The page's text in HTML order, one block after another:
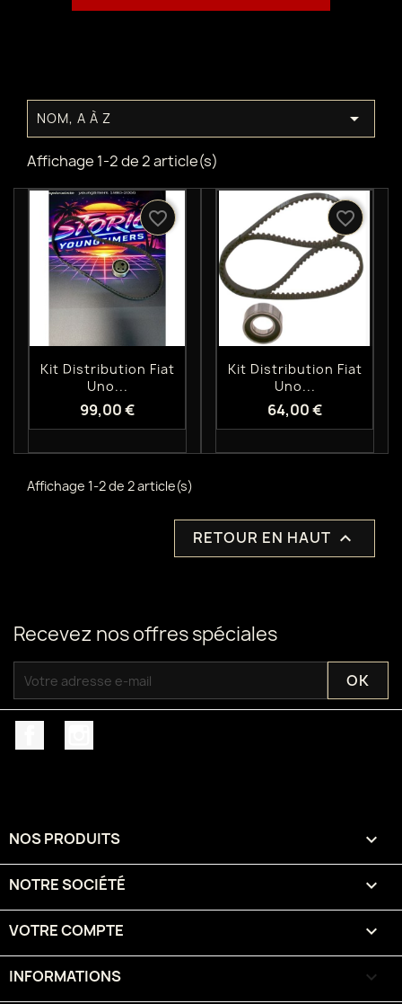
NOM, A À Z 
Affichage 1-2 de 2 article(s)
Aperçu rapide
Kit Distribution Fiat
Uno...
99,00 €
favorite_border
Aperçu rapide
Kit Distribution Fiat
Uno...
64,00 €
favorite_border
Affichage 1-2 de 2 article(s)
RETOUR EN HAUT 
Recevez nos offres spéciales
NOS PRODUITS 
NOTRE SOCIÉTÉ 
VOTRE COMPTE 
INFORMATIONS keyboard_arrow_down